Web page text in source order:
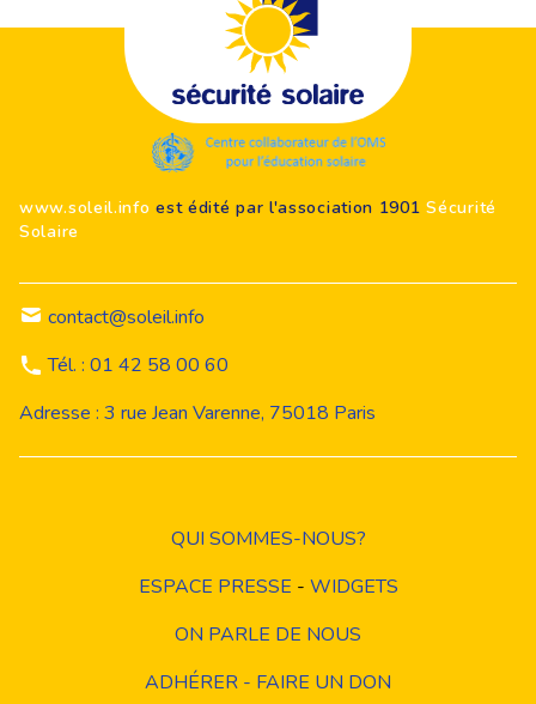
www.soleil.info est édité par l'association 1901Sécurité
Solaire
contact@soleil.info
Tél. : 01 42 58 00 60
Adresse : 3 rue Jean Varenne, 75018 Paris
QUI SOMMES-NOUS?
ESPACE PRESSE - WIDGETS
ON PARLE DE NOUS
ADHÉRER - FAIRE UN DON